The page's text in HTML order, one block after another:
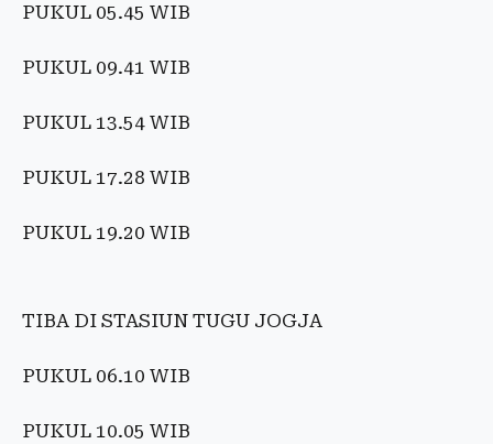
PUKUL 05.45 WIB
PUKUL 09.41 WIB
PUKUL 13.54 WIB
PUKUL 17.28 WIB
PUKUL 19.20 WIB
TIBA DI STASIUN TUGU JOGJA
PUKUL 06.10 WIB
PUKUL 10.05 WIB